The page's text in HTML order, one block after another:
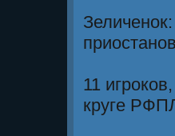
11
круге